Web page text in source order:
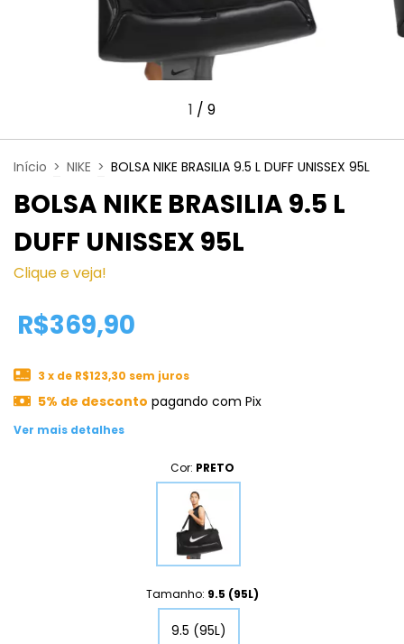
1 / 9
Início > NIKE > BOLSA NIKE BRASILIA 9.5 L DUFF UNISSEX 95L
BOLSA NIKE BRASILIA 9.5 L
DUFF UNISSEX 95L
Clique e veja!
R$369,90
3 x de R$123,30 sem juros
5% de desconto pagando com Pix
Ver mais detalhes
Cor: PRETO
Tamanho: 9.5 (95L)
9.5 (95L)